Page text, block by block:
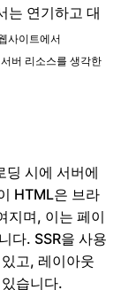
는 연기하고 대
사이트에서
버 리소스를 생각한
딩 시에 서버에
HTML은 브라
지며, 이는 페이
다. SSR을 사용
고, 레이아웃
습니다.